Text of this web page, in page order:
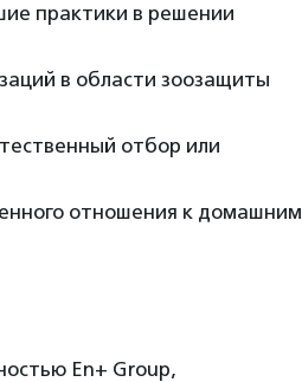
практики в решении
в области зоозащиты
отбор или
отношения к домашним
En+ Group,